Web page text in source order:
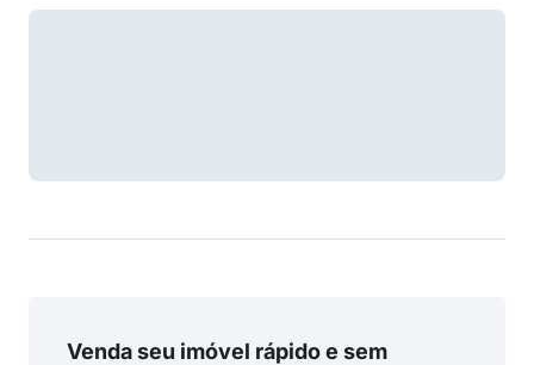
Venda seu imóvel rápido e sem